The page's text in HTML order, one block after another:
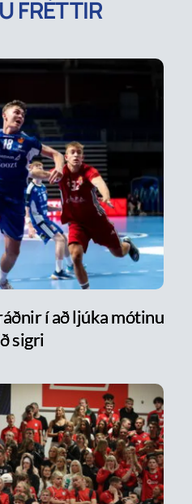
FRÉTTIR
í að ljúka mótinu
sigri